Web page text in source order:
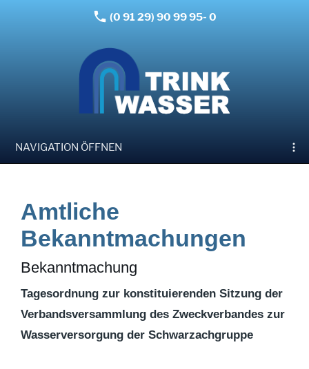
(0 91 29) 90 99 95- 0
NAVIGATION ÖFFNEN
Amtliche
Bekanntmachungen
Bekanntmachung
Tagesordnung zur konstituierenden Sitzung der
Verbandsversammlung des Zweckverbandes zur
Wasserversorgung der Schwarzachgruppe